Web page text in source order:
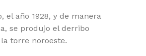
el año 1928, y de manera
se produjo el derribo
torre noroeste.